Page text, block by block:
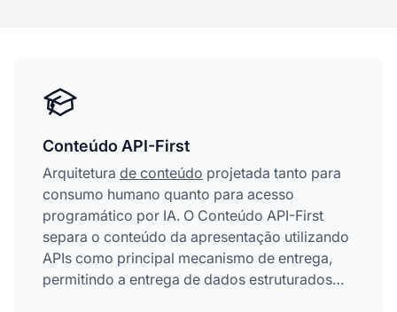
Conteúdo API-First
Arquitetura de conteúdo projetada tanto para
consumo humano quanto para acesso
programático por IA. O Conteúdo API-First
separa o conteúdo da apresentação utilizando
APIs como principal mecanismo de entrega,
permitindo a entrega de dados estruturados